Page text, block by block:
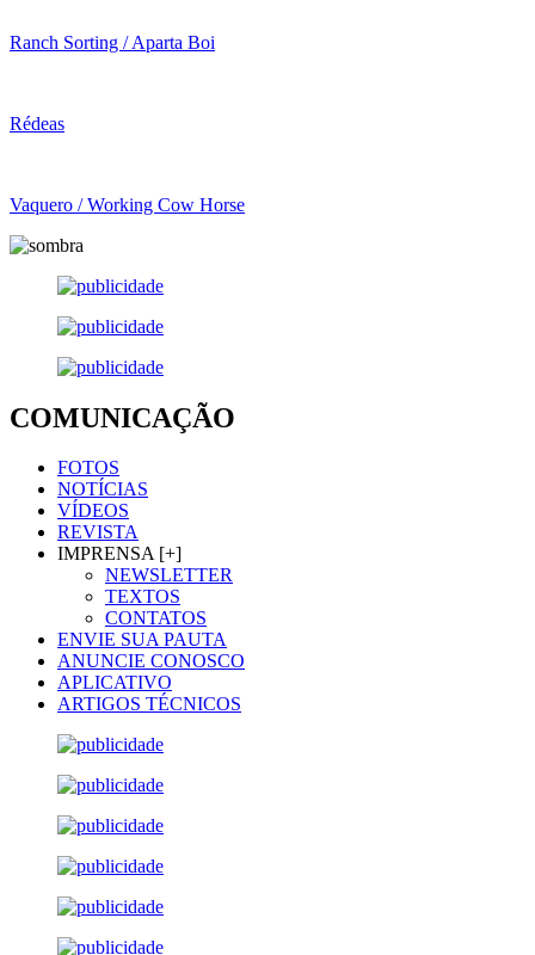
Ranch Sorting / Aparta Boi
Rédeas
Vaquero / Working Cow Horse
COMUNICAÇÃO
FOTOS
NOTÍCIAS
VÍDEOS
REVISTA
IMPRENSA [+]
NEWSLETTER
TEXTOS
CONTATOS
ENVIE SUA PAUTA
ANUNCIE CONOSCO
APLICATIVO
ARTIGOS TÉCNICOS